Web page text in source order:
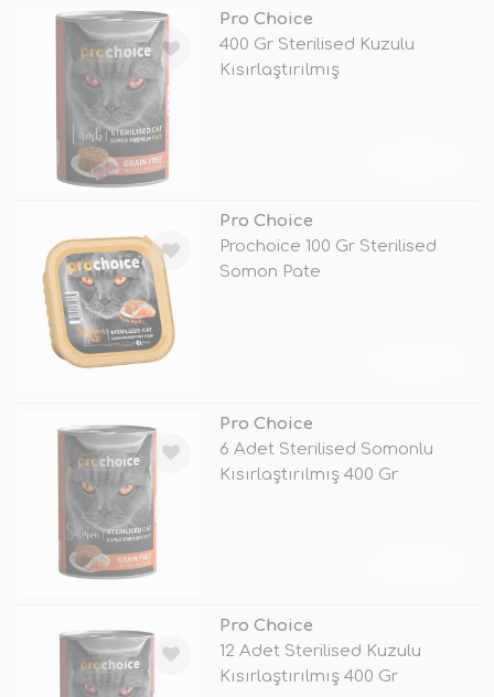
Pro Choice
400 Gr Sterilised Kuzulu
Kısırlaştırılmış
Pro Choice
Prochoice 100 Gr Sterilised
Somon Pate
Pro Choice
6 Adet Sterilised Somonlu
Kısırlaştırılmış 400 Gr
Pro Choice
12 Adet Sterilised Kuzulu
Kısırlaştırılmış 400 Gr